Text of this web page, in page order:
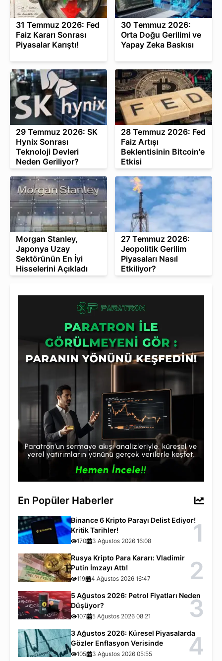
31 Temmuz 2026: Fed
Faiz Kararı Sonrası
Piyasalar Karıştı!
30 Temmuz 2026:
Orta Doğu Gerilimi ve
Yapay Zeka Baskısı
29 Temmuz 2026: SK
Hynix Sonrası
Teknoloji Devleri
Neden Geriliyor?
28 Temmuz 2026: Fed
Faiz Artışı
Beklentisinin Bitcoin'e
Etkisi
Morgan Stanley,
Japonya Uzay
Sektörünün En İyi
Hisselerini Açıkladı
27 Temmuz 2026:
Jeopolitik Gerilim
Piyasaları Nasıl
Etkiliyor?
En Popüler Haberler
Binance 6 Kripto Parayı Delist Ediyor!
Kritik Tarihler!
170 3 Ağustos 2026 16:08 1
Rusya Kripto Para Kararı: Vladimir
Putin İmzayı Attı!
119 4 Ağustos 2026 16:47 2
5 Ağustos 2026: Petrol Fiyatları Neden
Düşüyor?
107 5 Ağustos 2026 08:21 3
3 Ağustos 2026: Küresel Piyasalarda
Gözler Enflasyon Verisinde
105 3 Ağustos 2026 05:55 4